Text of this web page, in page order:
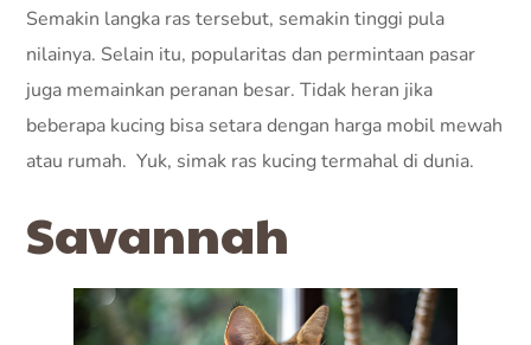
Semakin langka ras tersebut, semakin tinggi pula
nilainya. Selain itu, popularitas dan permintaan pasar
juga memainkan peranan besar. Tidak heran jika
beberapa kucing bisa setara dengan harga mobil mewah
atau rumah. Yuk, simak ras kucing termahal di dunia.
Savannah